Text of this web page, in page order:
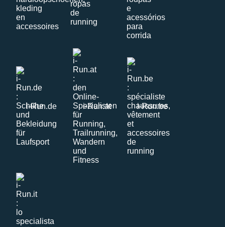
i-Run.de i-Run.at i-Run.be